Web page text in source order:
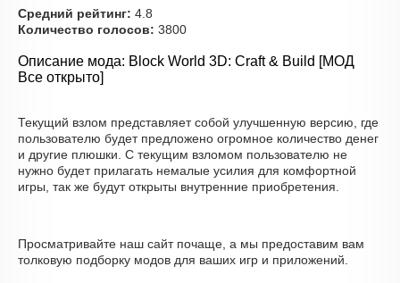
Средний рейтинг: 4.8
Количество голосов: 3800
Описание мода: Block World 3D: Craft & Build [МОД
Все открыто]
Текущий взлом представляет собой улучшенную версию, где
пользователю будет предложено огромное количество денег
и другие плюшки. С текущим взломом пользователю не
нужно будет прилагать немалые усилия для комфортной
игры, так же будут открыты внутренние приобретения.
Просматривайте наш сайт почаще, а мы предоставим вам
толковую подборку модов для ваших игр и приложений.